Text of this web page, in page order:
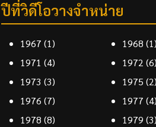
ปีที่วิดีโอวางจำหน่าย
1967 (1) 1968 (1)
1971 (4) 1972 (6)
1973 (3) 1975 (2)
1976 (7) 1977 (4)
1978 (8) 1979 (3)